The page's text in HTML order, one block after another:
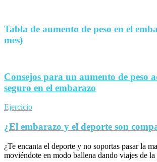
Tabla de aumento de peso en el
mes)
Consejos para un aumento de peso
seguro en el embarazo
Ejercicio
¿El embarazo y el deporte son
¿Te encanta el deporte y no soportas pasar la
moviéndote en modo ballena dando viajes de la